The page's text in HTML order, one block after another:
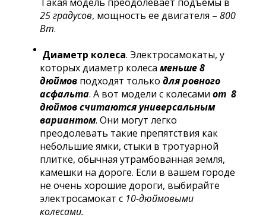
25 градусов, мощность ее двигателя – 800
Вт.
Диаметр колеса. Электросамокаты, у
которых диаметр колеса меньше 8
дюймов подходят только для ровного
асфальта. А вот модели с колесами от 8
дюймов считаются универсальным
вариантом. Они могут легко
преодолевать такие препятствия как
небольшие ямки, стыки в тротуарной
плитке, обычная утрамбованная земля,
камешки на дороге. Если в вашем городе
не очень хорошие дороги, выбирайте
электросамокат с 10-дюймовыми
колесами.